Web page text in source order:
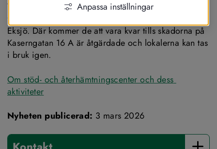
Anpassa inställningar
Verksamheten fortsätter som vanligt, men bedrivs nu
från de tillfälliga lokalerna på Hägerflychtsgatan 4 i
Eksjö. Där kommer de att vara kvar tills skadorna på
Kaserngatan 16 A är åtgärdade och lokalerna kan tas
i bruk igen.
Om stöd- och återhämtningscenter och dess
aktiviteter
Nyheten publicerad: 3 mars 2026